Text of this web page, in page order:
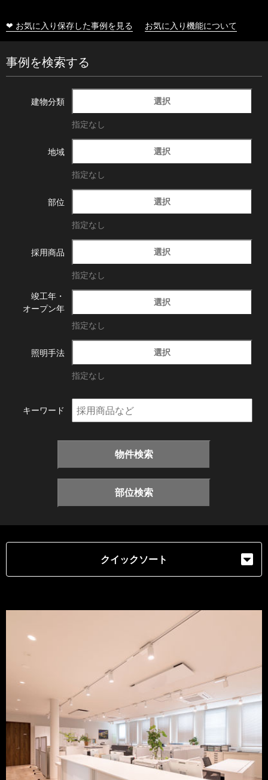
❤ お気に入り保存した事例を見る お気に入り機能について
事例を検索する
建物分類 選択
指定なし
地域 選択
指定なし
部位 選択
指定なし
採用商品 選択
指定なし
竣工年・
オープン年
選択
指定なし
照明手法 選択
指定なし
キーワード
物件検索
部位検索
クイックソート